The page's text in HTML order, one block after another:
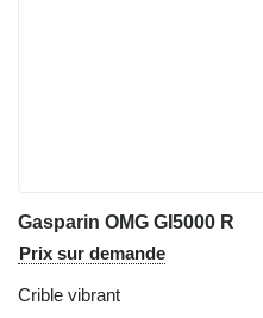
Gasparin OMG GI5000 R
Prix sur demande
Crible vibrant